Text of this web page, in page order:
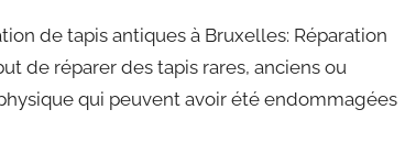
de tapis antiques à Bruxelles: Réparation
de réparer des tapis rares, anciens ou
qui peuvent avoir été endommagées